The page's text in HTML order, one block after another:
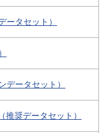
ータセット）
データセット）
奨データセット）